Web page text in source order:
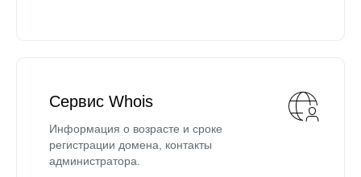
Сервис Whois
Информация о возрасте и сроке
регистрации домена, контакты
администратора.